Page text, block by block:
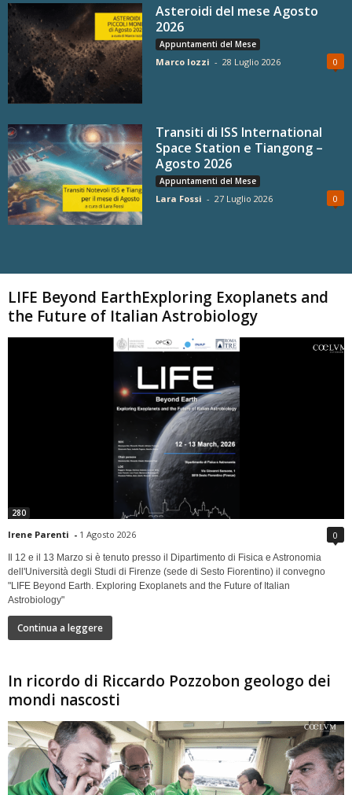
Asteroidi del mese Agosto
2026
Appuntamenti del Mese
Marco Iozzi - 28 Luglio 2026 0
Transiti di ISS International
Space Station e Tiangong –
Agosto 2026
Appuntamenti del Mese
Lara Fossi - 27 Luglio 2026 0
LIFE Beyond EarthExploring Exoplanets and
the Future of Italian Astrobiology
280
Irene Parenti - 1 Agosto 2026 0
Il 12 e il 13 Marzo si è tenuto presso il Dipartimento di Fisica e Astronomia
dell'Università degli Studi di Firenze (sede di Sesto Fiorentino) il convegno
"LIFE Beyond Earth. Exploring Exoplanets and the Future of Italian
Astrobiology"
Continua a leggere
In ricordo di Riccardo Pozzobon geologo dei
mondi nascosti